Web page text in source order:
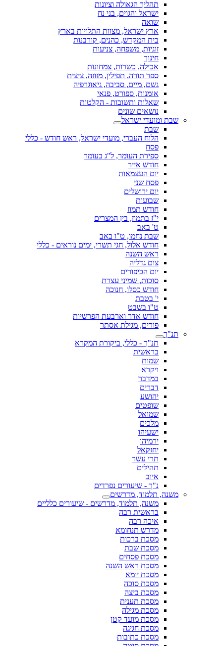
תהליך הגאולה וציונות
ישראל והגוים, בני נח
שואה
ארץ ישראל, מצוות התלויות בארץ
בית המקדש, כהנים, קורבנות
זוגיות, משפחה, צניעות
חינוך
אכילה, כשרות, צמחונות
ספר תורה, תפילין, מזוזה, ציצית
גשם, מיים, סביבה, גיאוגרפיה
אומנות, ספורט, פנאי
שאלות ותשובות - הקלטות
נושאים שונים
שבת ומועדי ישראל
שבת
הלוח העברי, מועדי ישראל, ראש חודש - כללי
פסח
ספירת העומר, ל"ג בעומר
חודש אייר
יום העצמאות
פסח שני
יום ירושלים
שבועות
חודש תמוז
י"ז בתמוז, בין המצרים
ט' באב
שבת נחמו, ט"ו באב
חודש אלול, חגי תשרי, ימים נוראים - כללי
ראש השנה
צום גדליה
יום הכיפורים
סוכות, שמיני עצרת
חודש כסלו, חנוכה
י' בטבת
ט"ו בשבט
חודש אדר וארבעת הפרשיות
פורים, מגילת אסתר
תנ"ך
תנ"ך - כללי, ביקורת המקרא
בראשית
שמות
ויקרא
במדבר
דברים
יהושע
שופטים
שמואל
מלכים
ישעיהו
ירמיהו
יחזקאל
תרי עשר
תהילים
איוב
נ"ך - שיעורים נפרדים
משנה, תלמוד, מדרשים
משנה, תלמוד, מדרשים - שיעורים כלליים
בראשית רבה
איכה רבה
מדרש תנחומא
מסכת ברכות
מסכת שבת
מסכת פסחים
מסכת ראש השנה
מסכת יומא
מסכת סוכה
מסכת ביצה
מסכת תענית
מסכת מגילה
מסכת מועד קטן
מסכת חגיגה
מסכת כתובות